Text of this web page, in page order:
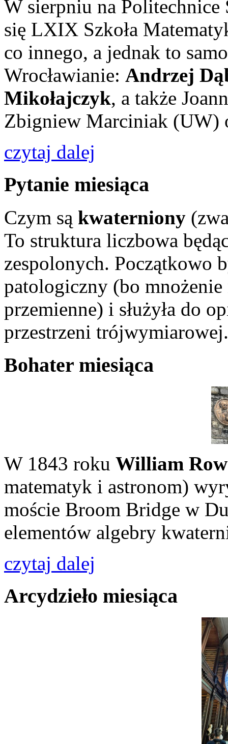
W sierpniu na
się LXIX Szkoła
co innego, a jednak to
Wrocławianie: Andrzej
Mikołajczyk, a także
Zbigniew Marciniak (UW)
czytaj dalej
Pytanie miesiąca
Czym są kwaterniony
To struktura liczbowa
zespolonych. Początkowo
patologiczny (bo
przemienne) i służyła do
przestrzeni trójwymiarowej.
Bohater miesiąca
W 1843 roku William
matematyk i astronom)
moście Broom Bridge w
elementów algebry
czytaj dalej
Arcydzieło miesiąca